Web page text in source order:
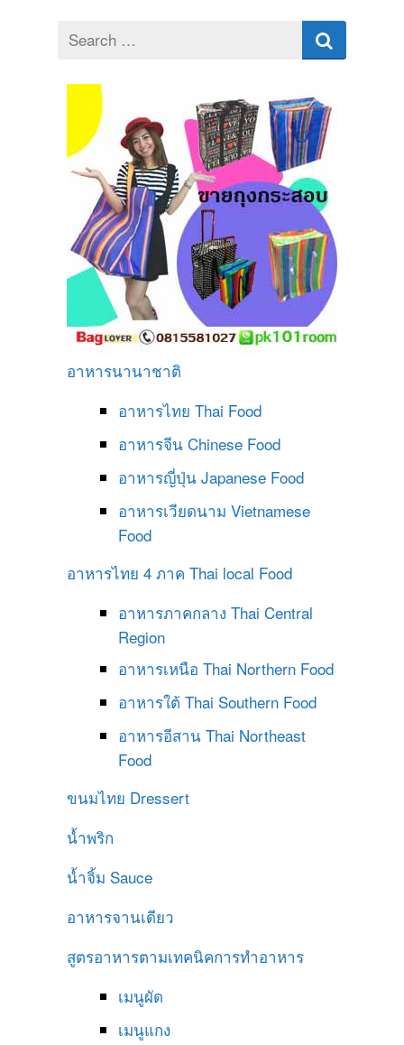
Search
for
อาหารนานาชาติ
อาหารไทย Thai Food
อาหารจีน Chinese Food
อาหารญี่ปุ่น Japanese Food
อาหารเวียดนาม Vietnamese
Food
อาหารไทย 4 ภาค Thai local Food
อาหารภาคกลาง Thai Central
Region
อาหารเหนือ Thai Northern Food
อาหารใต้ Thai Southern Food
อาหารอีสาน Thai Northeast
Food
ขนมไทย Dressert
น้ำพริก
น้ำจิ้ม Sauce
อาหารจานเดียว
สูตรอาหารตามเทคนิคการทำอาหาร
เมนูผัด
เมนูแกง